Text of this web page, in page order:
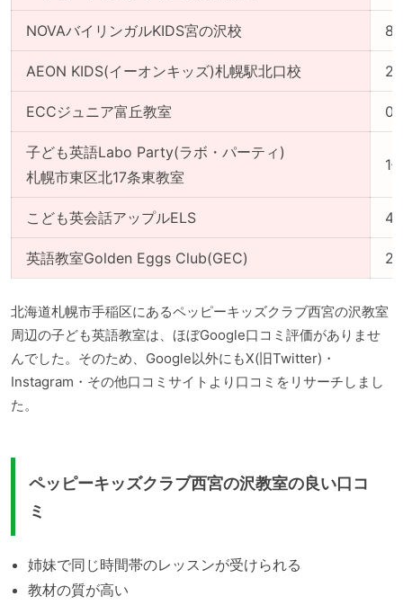
NOVAバイリンガルKIDS宮の沢校 8
AEON KIDS(イーオンキッズ)札幌駅北口校 2
ECCジュニア富丘教室 0
子ども英語Labo Party(ラボ・パーティ)
札幌市東区北17条東教室
1
こども英会話アップルELS 4
英語教室Golden Eggs Club(GEC) 2
北海道札幌市手稲区にあるペッピーキッズクラブ西宮の沢教室
周辺の子ども英語教室は、ほぼGoogle口コミ評価がありませ
んでした。そのため、Google以外にもX(旧Twitter)・
Instagram・その他口コミサイトより口コミをリサーチしまし
た。
ペッピーキッズクラブ西宮の沢教室の良い口コ
ミ
姉妹で同じ時間帯のレッスンが受けられる
教材の質が高い